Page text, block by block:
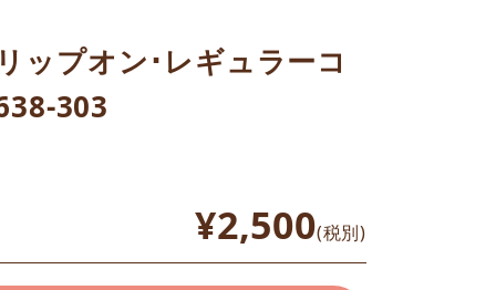
ップオン･レギュラーコ
303
¥2,500(税別)